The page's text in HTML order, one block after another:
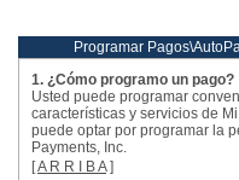
Programar
1. ¿Cómo programo un pago?
Usted puede programar
características y servicios de
puede optar por programar la
Payments, Inc.
[A R R I B A]